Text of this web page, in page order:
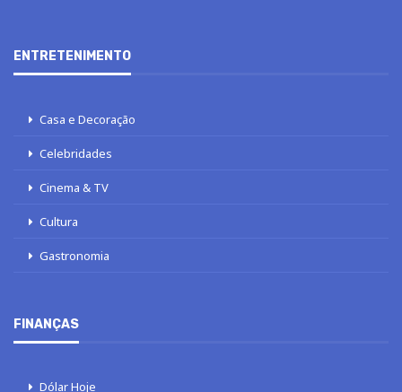
ENTRETENIMENTO
Casa e Decoração
Celebridades
Cinema & TV
Cultura
Gastronomia
FINANÇAS
Dólar Hoje